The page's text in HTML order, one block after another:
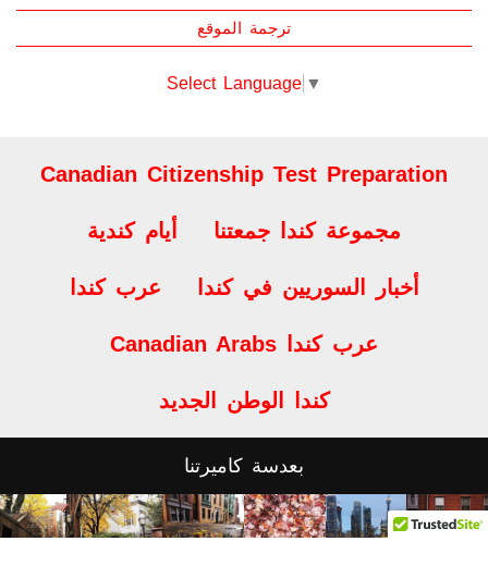
ترجمة الموقع
Select Language ▼
Canadian Citizenship Test Preparation
أيام كندية مجموعة كندا جمعتنا
عرب كندا أخبار السوريين في كندا
Canadian Arabs عرب كندا
كندا الوطن الجديد
بعدسة كاميرتنا